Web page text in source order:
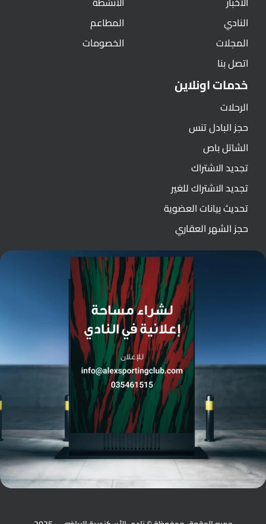
النادي
المجلات
اتصل بنا
المطاعم
الخصومات
خدمات اونلاين
الرحلات
حجز البادل تنس
الشاتل باص
تجديد الاشتراك
تجديد الاشتراك للغير
تحديث بيانات العضوية
حجز الشهر العقاري